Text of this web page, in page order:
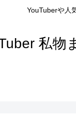
YouTuberや人
私物